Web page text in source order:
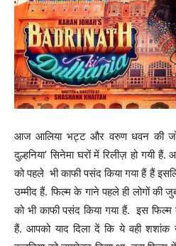
आज आलिया भट्ट और वरुण धवन की
दुल्हनिया’ सिनेमा घरों में रिलीज़ हो गयी
को पहले भी काफी पसंद किया गया हैं हैं
उम्मीद हैं. फिल्म के गाने पहले ही लोगों
को भी काफी पसंद किया गया हैं. इस
हैं. आपको याद दिला दें कि ये वही शशांक